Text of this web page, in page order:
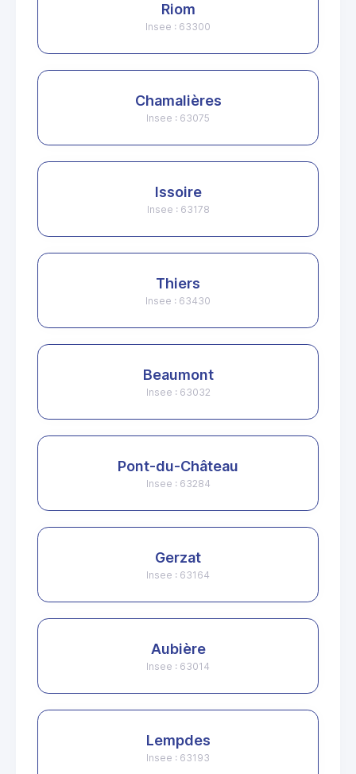
Riom
Insee : 63300
Chamalières
Insee : 63075
Issoire
Insee : 63178
Thiers
Insee : 63430
Beaumont
Insee : 63032
Pont-du-Château
Insee : 63284
Gerzat
Insee : 63164
Aubière
Insee : 63014
Lempdes
Insee : 63193